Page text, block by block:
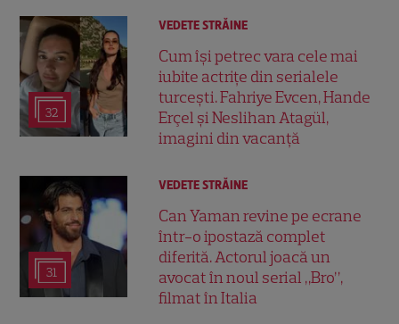
32
VEDETE STRĂINE
Cum își petrec vara cele mai
iubite actrițe din serialele
turcești. Fahriye Evcen, Hande
Erçel și Neslihan Atagül,
imagini din vacanță
31
VEDETE STRĂINE
Can Yaman revine pe ecrane
într-o ipostază complet
diferită. Actorul joacă un
avocat în noul serial „Bro”,
filmat în Italia